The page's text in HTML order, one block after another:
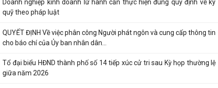
Doanh nghiệp kinh doanh lữ hành cần thực hiện đúng quy định về ký
quỹ theo pháp luật
QUYẾT ĐỊNH Về việc phân công Người phát ngôn và cung cấp thông tin
cho báo chí của Ủy ban nhân dân...
Tổ đại biểu HĐND thành phố số 14 tiếp xúc cử tri sau Kỳ họp thường lệ
giữa năm 2026